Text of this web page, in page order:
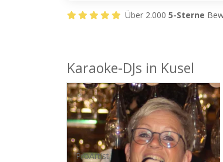
Über 2.000 5-Sterne
Karaoke-DJs in Kusel
ProArtist